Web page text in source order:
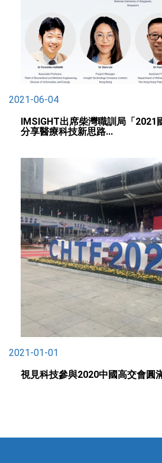
2021-06-04
IMSIGHT出席柴灣職訓局「2021
分享醫療科技新思路...
2021-01-01
視見科技參與2020中國高交會圓